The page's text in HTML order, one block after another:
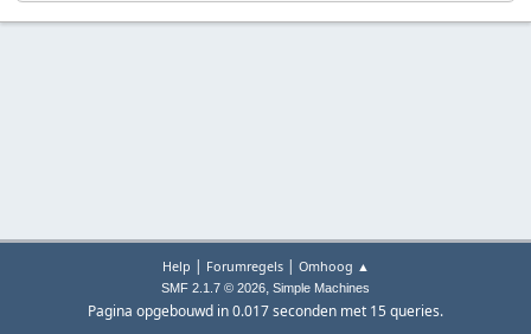
Help | Forumregels| Omhoog ▲
SMF 2.1.7 © 2026, Simple Machines
Pagina opgebouwd in 0.017 seconden met 15 queries.